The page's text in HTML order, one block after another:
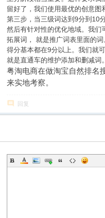
留好了，我们使用最优的创意图
第三步，当三级词达到9分到10
然后有针对性的优化地域。我们
拓展词， 就是推广词表里面的
得分基本都在9分以上。我们就
就是直通车的维护添加和删减词。
粤淘电商在做淘宝自然排名
来实地考察。
回复